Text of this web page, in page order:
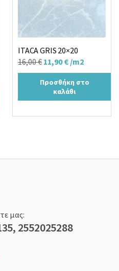
ITACA GRIS 20×20
16,00€ Original
price
was:
16,00 €.
11,90€Η
τρέχουσα
τιμή
είναι:
/m2
Προσθήκη στο
καλάθι
μας:
2552025288